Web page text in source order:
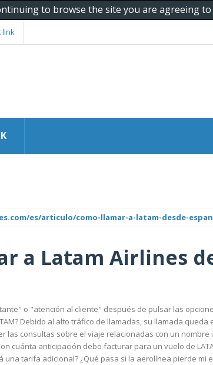
to browse the site you are agreeing
link
es/articulo/como-llamar-a-latam-desde-
a Latam Airlines
o "atención al cliente" después de pulsar las
Debido al alto tráfico de llamadas, su llamada
las consultas sobre el viaje relacionadas con un nombre
cuánta anticipación debo facturar para un vuelo de
una tarifa adicional? ¿Qué pasa si la aerolínea pierde mi